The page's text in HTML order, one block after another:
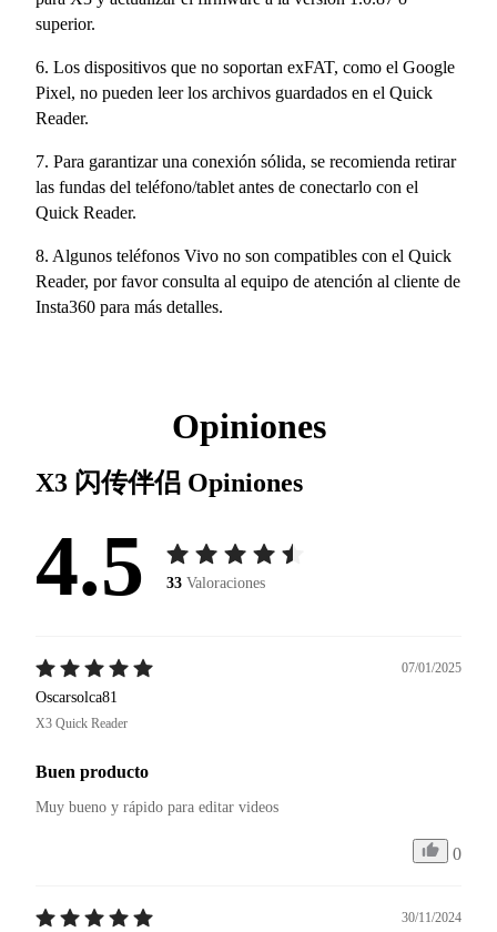
superior.
6. Los dispositivos que no soportan exFAT, como el Google
Pixel, no pueden leer los archivos guardados en el Quick
Reader.
7. Para garantizar una conexión sólida, se recomienda retirar
las fundas del teléfono/tablet antes de conectarlo con el
Quick Reader.
8. Algunos teléfonos Vivo no son compatibles con el Quick
Reader, por favor consulta al equipo de atención al cliente de
Insta360 para más detalles.
Opiniones
X3 闪传伴侣 Opiniones
4.5 33 Valoraciones
07/01/2025
Oscarsolca81
X3 Quick Reader
Buen producto
Muy bueno y rápido para editar videos
0
30/11/2024